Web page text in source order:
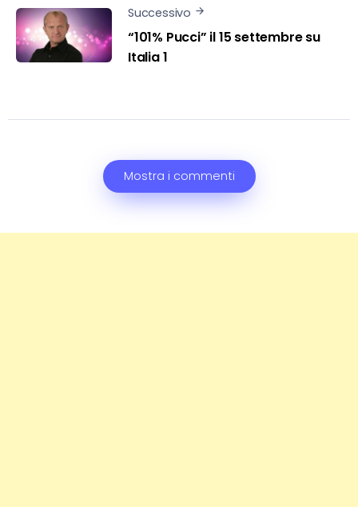
Successivo
“101% Pucci” il 15 settembre su
Italia 1
Mostra i commenti